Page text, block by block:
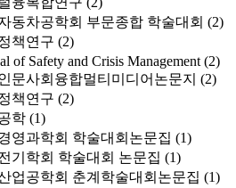
동차공학회 부문종합 학술대회 (2)
책연구 (2)
of Safety and Crisis Management (2)
문사회융합멀티미디어논문지 (2)
책연구 (2)
학 (1)
영과학회 학술대회논문집 (1)
기학회 학술대회 논문집 (1)
업공학회 춘계학술대회논문집 (1)